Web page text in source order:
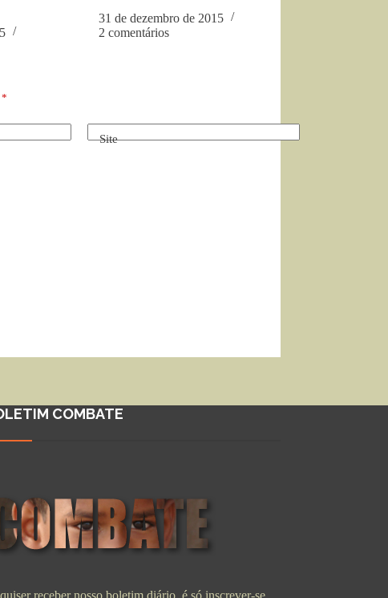
31 de dezembro de 2015
2 comentários
*
Site
COMBATE
receber nosso boletim diário, é só inscrever-se